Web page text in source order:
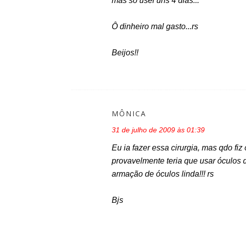
Ô dinheiro mal gasto...rs
Beijos!!
MÔNICA
31 de julho de 2009 às 01:39
Eu ia fazer essa cirurgia, mas qdo
provavelmente teria que usar óculos
armação de óculos linda!!! rs
Bjs